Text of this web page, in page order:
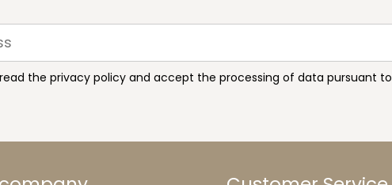
the privacy policy and accept the processing of data pursuant to